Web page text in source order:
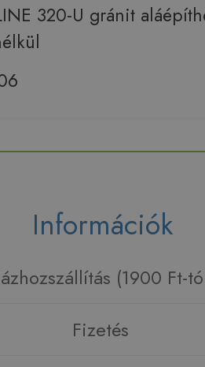
320-U gránit
Információk
(1900 Ft-
Fizetés